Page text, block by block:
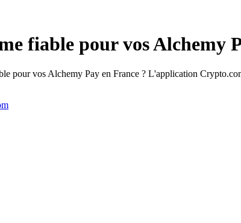
fiable pour vos Alchemy
pour vos Alchemy Pay en France ? L'application